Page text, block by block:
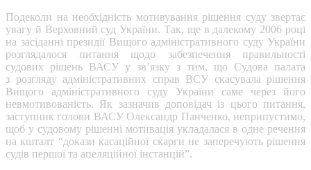
Подеколи на необхідність мотивування рішення суду звертає
увагу й Верховний суд України. Так, ще в далекому 2006 році
на засіданні президії Вищого адміністративного суду України
розглядалося питання щодо забезпечення правильності
судових рішень ВАСУ у зв’язку з тим, що Судова палата
з розгляду адміністративних справ ВСУ скасувала рішення
Вищого адміністративного суду України саме через його
невмотивованість. Як зазначив доповідач із цього питання,
заступник голови ВАСУ Олександр Панченко, неприпустимо,
щоб у судовому рішенні мотивація укладалася в одне речення
на кшталт “докази касаційної скарги не заперечують рішення
судів першої та апеляційної інстанцій”.